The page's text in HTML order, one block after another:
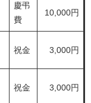
慶弔
費
10,000円
祝金 3,000円
祝金 3,000円